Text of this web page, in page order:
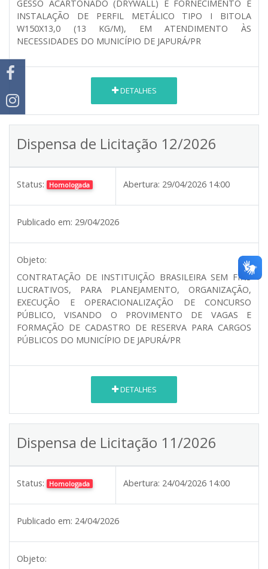
GESSO ACARTONADO (DRYWALL) E FORNECIMENTO E
INSTALAÇÃO DE PERFIL METÁLICO TIPO I BITOLA
W150X13,0 (13 KG/M), EM ATENDIMENTO ÀS
NECESSIDADES DO MUNICÍPIO DE JAPURÁ/PR
DETALHES
Dispensa de Licitação 12/2026
Status: Homologada Abertura: 29/04/2026 14:00
Publicado em: 29/04/2026
Objeto:
CONTRATAÇÃO DE INSTITUIÇÃO BRASILEIRA SEM FINS
LUCRATIVOS, PARA PLANEJAMENTO, ORGANIZAÇÃO,
EXECUÇÃO E OPERACIONALIZAÇÃO DE CONCURSO
PÚBLICO, VISANDO O PROVIMENTO DE VAGAS E
FORMAÇÃO DE CADASTRO DE RESERVA PARA CARGOS
PÚBLICOS DO MUNICÍPIO DE JAPURÁ/PR
DETALHES
Dispensa de Licitação 11/2026
Status: Homologada Abertura: 24/04/2026 14:00
Publicado em: 24/04/2026
Objeto: